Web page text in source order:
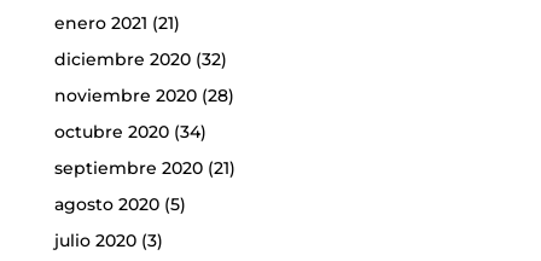
enero 2021 (21)
diciembre 2020(32)
noviembre 2020(28)
octubre 2020(34)
septiembre 2020(21)
agosto 2020(5)
julio 2020(3)